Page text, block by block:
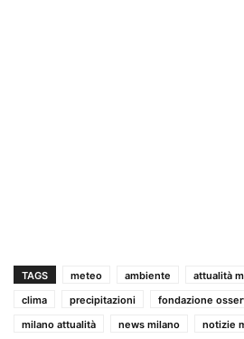
TAGS meteo ambiente attualità
clima
precipitazioni
fondazione
milano attualità
news milano notizie